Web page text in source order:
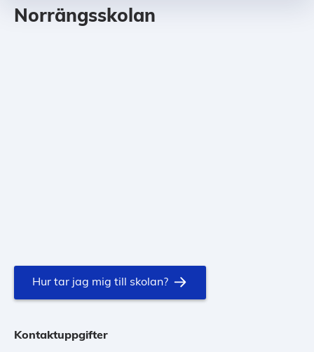
Norrängsskolan
Hur tar jag mig till skolan?
Kontaktuppgifter